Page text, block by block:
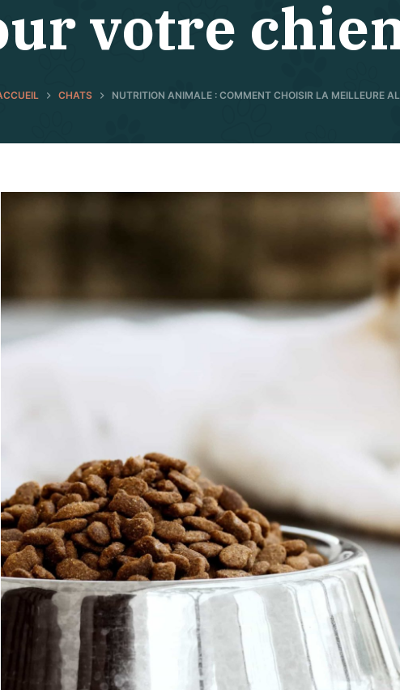
votre
CHATS NUTRITION ANIMALE : COMMENT CHOISIR LA MEILLEURE